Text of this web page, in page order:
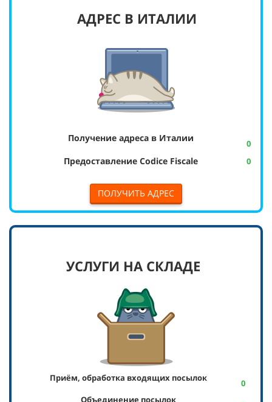
АДРЕС В ИТАЛИИ
Получение адреса в Италии 0
Предоставление Codice Fiscale 0
ПОЛУЧИТЬ АДРЕС
УСЛУГИ НА СКЛАДЕ
Приём, обработка входящих посылок
0
Объединение посылок